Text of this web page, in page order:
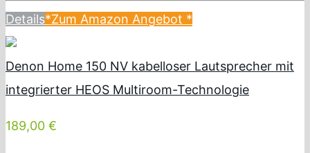
Details*Zum Amazon Angebot *
Denon Home 150 NV kabelloser Lautsprecher mit
integrierter HEOS Multiroom-Technologie
189,00 €